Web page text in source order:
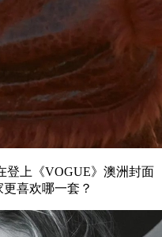
上《VOGUE》澳洲封面
喜欢哪一套？